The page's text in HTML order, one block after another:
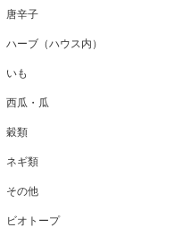
唐辛子
ハーブ（ハウス内）
いも
西瓜・瓜
穀類
ネギ類
その他
ビオトープ